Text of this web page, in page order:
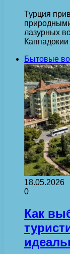
Турция
лазурных
Бытовые
18.05.2026
0
Как